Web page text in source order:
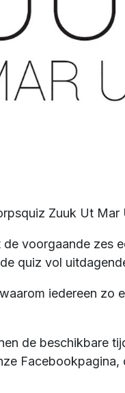
Zuuk Ut Mar
voorgaande zes
quiz vol
iedereen zo
de beschikbare